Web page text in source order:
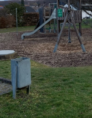
Partner
Kontakt
Impressum
Anmelden